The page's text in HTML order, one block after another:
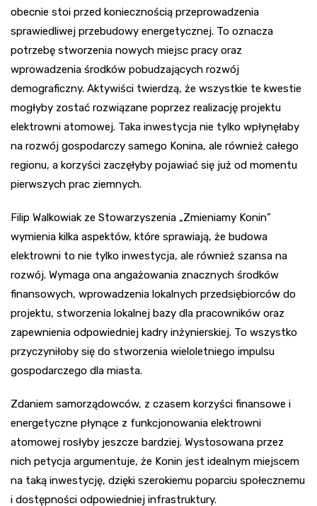
obecnie stoi przed koniecznością przeprowadzenia
sprawiedliwej przebudowy energetycznej. To oznacza
potrzebę stworzenia nowych miejsc pracy oraz
wprowadzenia środków pobudzających rozwój
demograficzny. Aktywiści twierdzą, że wszystkie te kwestie
mogłyby zostać rozwiązane poprzez realizację projektu
elektrowni atomowej. Taka inwestycja nie tylko wpłynęłaby
na rozwój gospodarczy samego Konina, ale również całego
regionu, a korzyści zaczęłyby pojawiać się już od momentu
pierwszych prac ziemnych.
Filip Walkowiak ze Stowarzyszenia „Zmieniamy Konin”
wymienia kilka aspektów, które sprawiają, że budowa
elektrowni to nie tylko inwestycja, ale również szansa na
rozwój. Wymaga ona angażowania znacznych środków
finansowych, wprowadzenia lokalnych przedsiębiorców do
projektu, stworzenia lokalnej bazy dla pracowników oraz
zapewnienia odpowiedniej kadry inżynierskiej. To wszystko
przyczyniłoby się do stworzenia wieloletniego impulsu
gospodarczego dla miasta.
Zdaniem samorządowców, z czasem korzyści finansowe i
energetyczne płynące z funkcjonowania elektrowni
atomowej rosłyby jeszcze bardziej. Wystosowana przez
nich petycja argumentuje, że Konin jest idealnym miejscem
na taką inwestycję, dzięki szerokiemu poparciu społecznemu
i dostępności odpowiedniej infrastruktury.